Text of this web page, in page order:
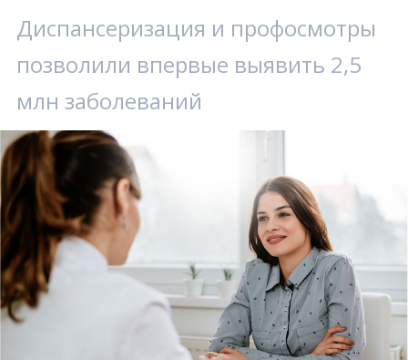
Диспансеризация и профосмотры
позволили впервые выявить 2,5
млн заболеваний